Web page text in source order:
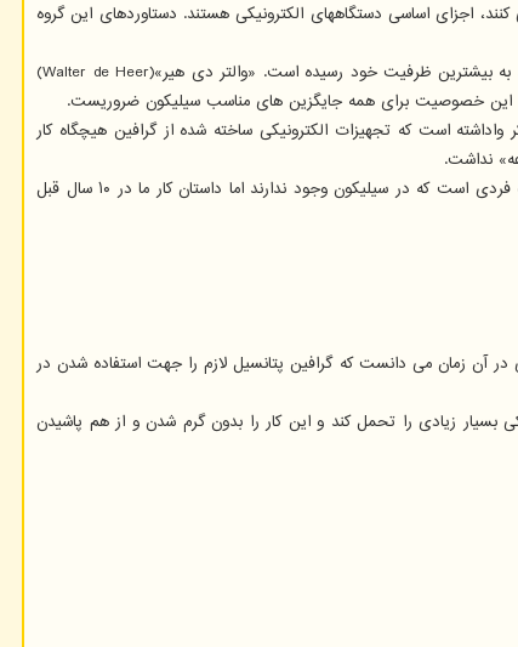
اجزای اساسی دستگاههای الکترونیکی هستند. دستاوردهای این گروه
کشف این گروه پژوهشی زمانی انجام شده که سیلیکون –عنصر سازنده وسایل الکترونیکی مدرن- در رویارویی با محاسبات سریع تر و دستگاههای الکترونیکی کوچک تر، به بیشترین ظرفیت خود رسیده است. «والتر دی هیر»(Walter de Heer)
این خصوصیت برای همه جایگزین های مناسب سیلیکون ضروریست.
است که تجهیزات الکترونیکی ساخته شده از گرافین هیچگاه کار
نداشت.
دی هیر اظهار داشت: ما حالا یک نیمه رسانای گرافینی بسیار قوی با قابلیت تحرک ۱۰ برابر سیلیکون داریم. همچنین، این نیمه رسانا دارای خصوصیت های منحصربه فردی است که در سیلیکون وجود ندارند اما داستان کار ما در ۱۰ سال قبل
و سپس در سال ۲۰۰۱ به کاوش در مورد گرافین دوبعدی روی آورد. وی در آن زمان می دانست که گرافین پتانسیل لازم را جهت استفاده شدن در
زیادی را تحمل کند و این کار را بدون گرم شدن و از هم پاشیدن